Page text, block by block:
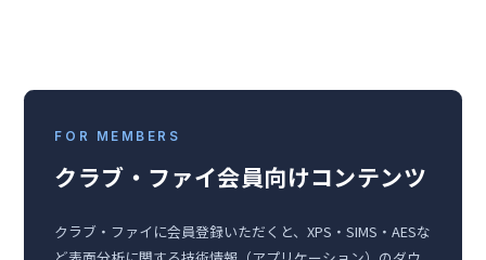
FOR MEMBERS
クラブ・ファイ会員向けコンテンツ
クラブ・ファイに会員登録いただくと、XPS・SIMS・AESな